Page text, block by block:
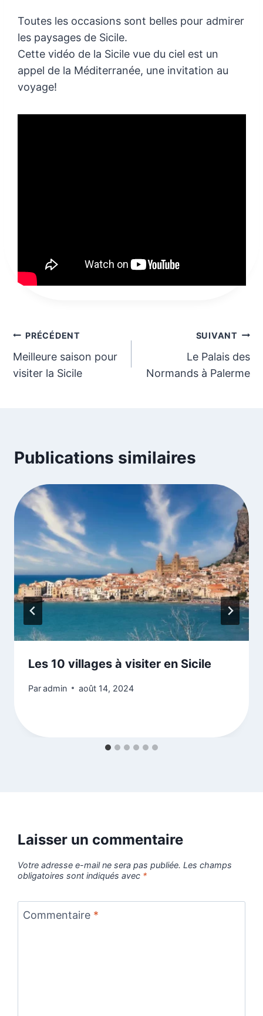
Toutes les occasions sont belles pour admirer
les paysages de Sicile.
Cette vidéo de la Sicile vue du ciel est un
appel de la Méditerranée, une invitation au
voyage!
Navigation
de
PRÉCÉDENT
Meilleure saison pour
visiter la Sicile
SUIVANT
Le Palais des
Normands à Palerme
Publications similaires
Les 10 villages à visiter en Sicile
Paradmin août 14, 2024
Laisser un commentaire
Votre adresse e-mail ne sera pas publiée. Les champs
obligatoires sont indiqués avec *
Commentaire *